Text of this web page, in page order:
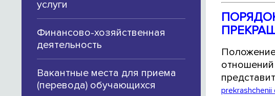
услуги
Финансово-хозяйственная
деятельность
Вакантные места для приема
(перевода) обучающихся